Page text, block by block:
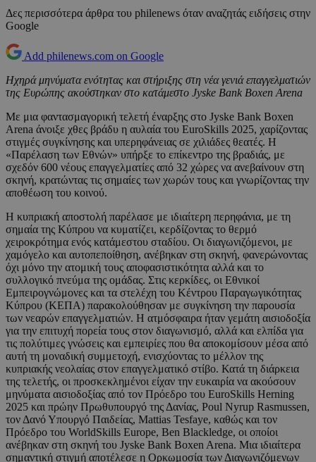
Δες περισσότερα άρθρα του philenews όταν αναζητάς ειδήσεις στην
Google
Add philenews.com on Google
Ηχηρά μηνύματα ενότητας και στήριξης στη νέα γενιά επαγγελματιών
της Ευρώπης ακούστηκαν στο κατάμεστο Jyske Bank Boxen Arena
Με μια φαντασμαγορική τελετή έναρξης στο Jyske Bank Boxen
Arena άνοιξε χθες βράδυ η αυλαία του EuroSkills 2025, χαρίζοντας
στιγμές συγκίνησης και υπερηφάνειας σε χιλιάδες θεατές. Η
«Παρέλαση των Εθνών» υπήρξε το επίκεντρο της βραδιάς, με
σχεδόν 600 νέους επαγγελματίες από 32 χώρες να ανεβαίνουν στη
σκηνή, κρατώντας τις σημαίες των χωρών τους και γνωρίζοντας την
αποθέωση του κοινού.
Η κυπριακή αποστολή παρέλασε με ιδιαίτερη περηφάνια, με τη
σημαία της Κύπρου να κυματίζει, κερδίζοντας το θερμό
χειροκρότημα ενός κατάμεστου σταδίου. Οι διαγωνιζόμενοι, με
χαμόγελο και αυτοπεποίθηση, ανέβηκαν στη σκηνή, φανερώνοντας
όχι μόνο την ατομική τους αποφασιστικότητα αλλά και το
συλλογικό πνεύμα της ομάδας. Στις κερκίδες, οι Εθνικοί
Εμπειρογνώμονες και τα στελέχη του Κέντρου Παραγωγικότητας
Κύπρου (ΚΕΠΑ) παρακολούθησαν με συγκίνηση την παρουσία
των νεαρών επαγγελματιών. Η ατμόσφαιρα ήταν γεμάτη αισιοδοξία
για την επιτυχή πορεία τους στον διαγωνισμό, αλλά και ελπίδα για
τις πολύτιμες γνώσεις και εμπειρίες που θα αποκομίσουν μέσα από
αυτή τη μοναδική συμμετοχή, ενισχύοντας το μέλλον της
κυπριακής νεολαίας στον επαγγελματικό στίβο. Κατά τη διάρκεια
της τελετής, οι προσκεκλημένοι είχαν την ευκαιρία να ακούσουν
μηνύματα αισιοδοξίας από τον Πρόεδρο του EuroSkills Herning
2025 και πρώην Πρωθυπουργό της Δανίας, Poul Nyrup Rasmussen,
τον Δανό Υπουργό Παιδείας, Mattias Tesfaye, καθώς και τον
Πρόεδρο του WorldSkills Europe, Ben Blackledge, οι οποίοι
ανέβηκαν στη σκηνή του Jyske Bank Boxen Arena. Μια ιδιαίτερα
σημαντική στιγμή αποτέλεσε η Ορκωμοσία των Διαγωνιζόμενων